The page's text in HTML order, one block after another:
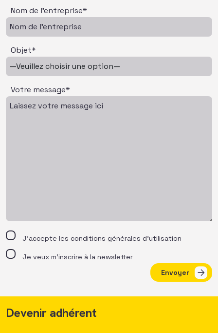
Nom de l'entreprise*
Objet*
Votre message*
J’accepte les conditions générales d’utilisation
Je veux m'inscrire à la newsletter
Envoyer
Devenir adhérent